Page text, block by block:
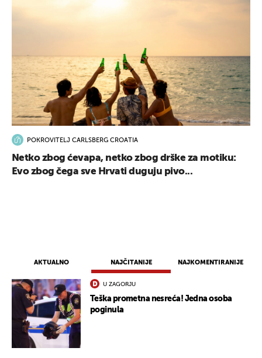
AKTUALNO NAJČITANIJE NAJKOMENTIRANIJE
U ZAGORJU
Teška prometna nesreća! Jedna osoba
poginula
POKROVITELJ CARLSBERG CROATIA
Netko zbog ćevapa, netko zbog drške za motiku:
Evo zbog čega sve Hrvati duguju pivo...